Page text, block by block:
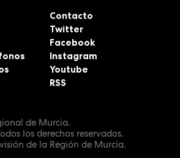
de Murcia.
los derechos reservados.
de la Región de Murcia.
Contacto
Twitter
Facebook
Instagram
Youtube
RSS